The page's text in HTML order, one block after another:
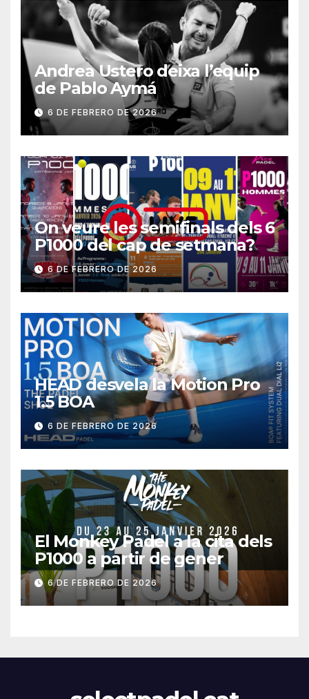
Andrea Ustero deixa l’equip
de Pablo Aymá
6 DE FEBRERO DE 2026
On veure les semifinals dels 6
P1000 del cap de setmana?
6 DE FEBRERO DE 2026
HEAD desvela la Motion Pro
1.5 BOA
6 DE FEBRERO DE 2026
El Monkey Padel a la cita dels
P1000 a partir de gener
6 DE FEBRERO DE 2026